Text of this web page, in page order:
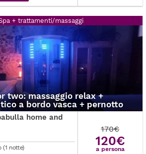
+ trattamenti/massaggi
two: massaggio relax +
a bordo vasca + pernotto
home and
(1 notte)
170€
120€
a persona